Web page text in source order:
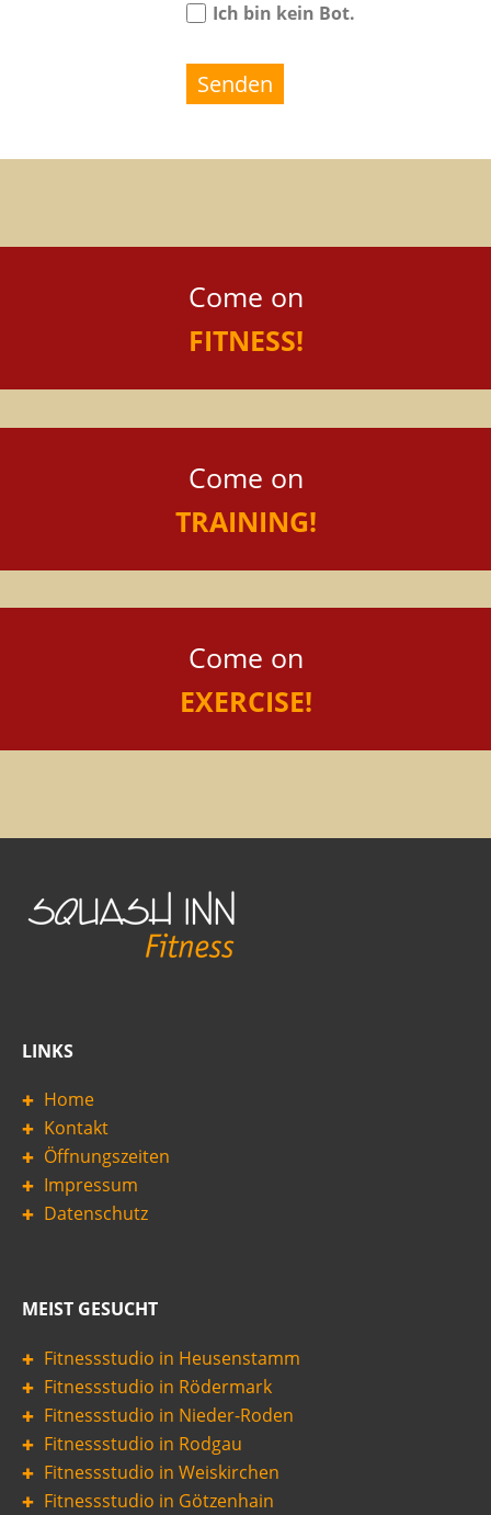
Ich bin kein Bot.
Senden
Come on
FITNESS!
Come on
TRAINING!
Come on
EXERCISE!
LINKS
Home
Kontakt
Öffnungszeiten
Impressum
Datenschutz
MEIST GESUCHT
Navigation
überspringen
Fitnessstudio in Heusenstamm
Fitnessstudio in Rödermark
Fitnessstudio in Nieder-Roden
Fitnessstudio in Rodgau
Fitnessstudio in Weiskirchen
Fitnessstudio in Götzenhain